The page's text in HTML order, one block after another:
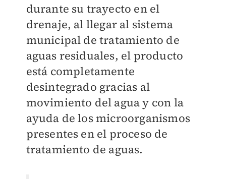
durante su trayecto en el
drenaje, al llegar al sistema
municipal de tratamiento de
aguas residuales, el producto
está completamente
desintegrado gracias al
movimiento del agua y con la
ayuda de los microorganismos
presentes en el proceso de
tratamiento de aguas.